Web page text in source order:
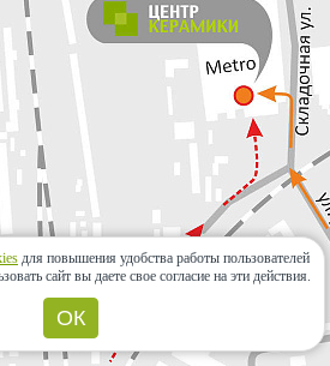
для повышения удобства работы пользователей
сайт вы даете свое согласие на эти действия.
ОК